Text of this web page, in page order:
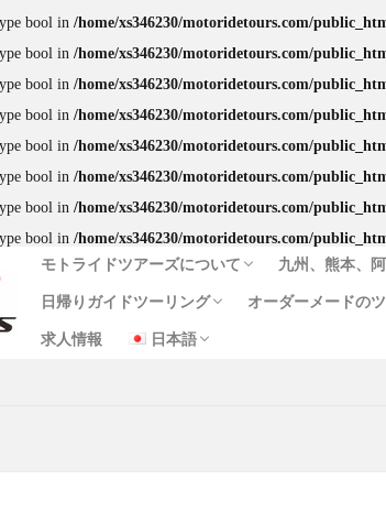
bool in /home/xs346230/motoridetours.com/
bool in /home/xs346230/motoridetours.com/
bool in /home/xs346230/motoridetours.com/
bool in /home/xs346230/motoridetours.com/
bool in /home/xs346230/motoridetours.com/
bool in /home/xs346230/motoridetours.com/
bool in /home/xs346230/motoridetours.com/
bool in /home/xs346230/motoridetours.com/
モトライドツアーズについて
会社概要
代表者メッセージ
ビジョン
サイトポリシー
プライバシーポリシー
ガイドツアー約款
レンタルバイク約款
特定商取引に関する法律に基づく表示
九州、熊本、
日帰りガイドツーリング
阿蘇 1日 コース
阿蘇半日コース
天草日帰りコース（イルカウォッチング付）
ワンピース麦わらの一味の像めぐりコース
オーダーメードの
求人情報 日本語
（4時間&8時間）
English
中文 (台灣)
ไทย
One Piece あか牛 あか牛の館 くまモン
クシタニ グルメ サウナ ステッカー
バイクレンタル フェアフィールド ホルモン
モーターサイクル モーニング ランチ
九州ツーリング 人吉 人吉球磨 像
小国 水俣 温泉 焼肉 熊本
米津米店 赤牛